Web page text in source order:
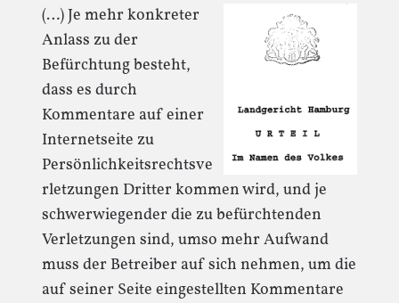
(…) Je mehr konkreter
Anlass zu der
Befürchtung besteht,
dass es durch
Kommentare auf einer
Internetseite zu
Persönlichkeitsrechtsve
rletzungen Dritter kommen wird, und je
schwerwiegender die zu befürchtenden
Verletzungen sind, umso mehr Aufwand
muss der Betreiber auf sich nehmen, um die
auf seiner Seite eingestellten Kommentare